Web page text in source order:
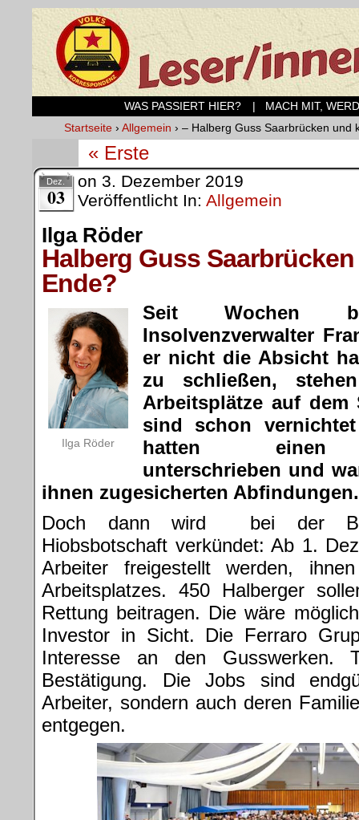
WAS PASSIERT HIER?
| MACH MIT,
Startseite › Allgemein › – Halberg Guss Saarbrücken und
« Erste
Dez.
03
on 3. Dezember 2019
Veröffentlicht In: Allgemein
Ilga Röder
Halberg Guss
Ende?
Ilga Röder
Seit Wochen
Insolvenzverwalter
er nicht die Absicht
zu schließen,
Arbeitsplätze auf
sind schon
hatten einen
unterschrieben und
ihnen zugesicherten Abfindungen.
Doch dann wird bei der
Hiobsbotschaft verkündet: Ab 1.
Arbeiter freigestellt werden,
Arbeitsplatzes. 450 Halberger
Rettung beitragen. Die wäre
Investor in Sicht. Die Ferraro
Interesse an den Gusswerken.
Bestätigung. Die Jobs sind
Arbeiter, sondern auch deren
entgegen.